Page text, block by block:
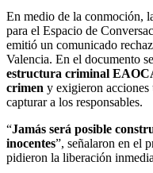
En medio de la conmoción,
para el Espacio de
emitió un comunicado
Valencia. En el documento
estructura criminal
crimen y exigieron acciones
capturar a los responsables.
“Jamás será posible
inocentes”, señalaron en el
pidieron la liberación